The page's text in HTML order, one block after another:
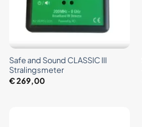
Safe and Sound CLASSIC III
Stralingsmeter
€269,00